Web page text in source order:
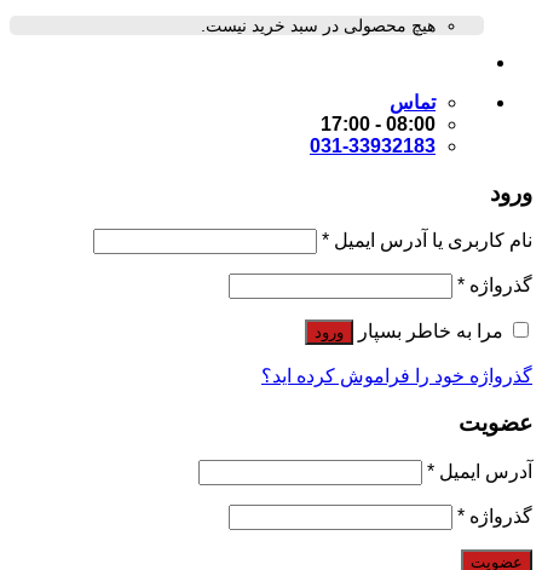
هیچ محصولی در سبد خرید نیست.
تماس
08:00 - 17:00
031-33932183
ورود
نام کاربری یا آدرس ایمیل *
گذرواژه *
مرا به خاطر بسپار ورود
گذرواژه خود را فراموش کرده اید؟
عضویت
آدرس ایمیل *
گذرواژه *
عضویت